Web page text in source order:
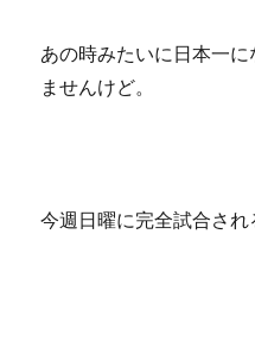
あの時みたいに日本一
ませんけど。
今週日曜に完全試合され